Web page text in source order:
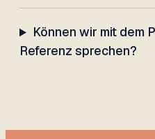
Können wir mit dem
Referenz sprechen?